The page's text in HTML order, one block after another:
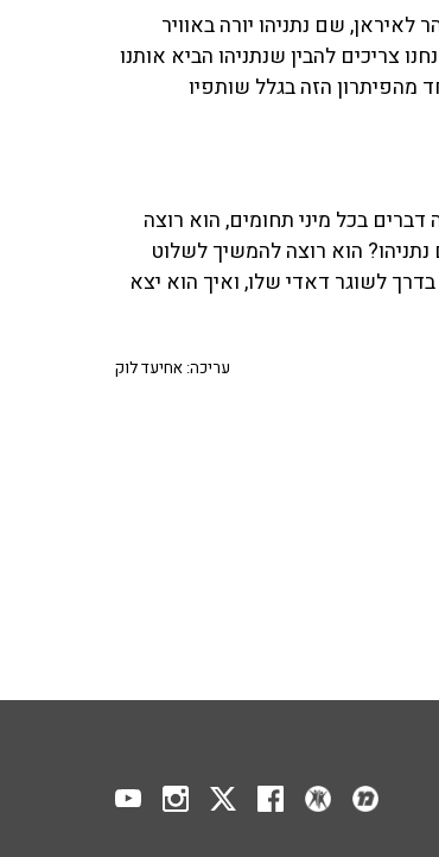
שם נתניהו יורה באוויר
צריכים להבין שנתניהו הביא אותנו
מהפיתרון הזה בגלל שותפיו
בכל מיני תחומים, הוא רוצה
הוא רוצה להמשיך לשלוט
לשוגר דאדי שלו, ואיך הוא יצא
עריכה: אחיעד לוק